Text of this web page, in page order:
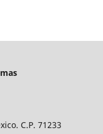
C.P. 71233